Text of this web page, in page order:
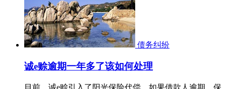
债务纠纷
诚e赊逾期一年多了该如何处理
目前，诚e赊引入了阳光保险代偿，如果借款人逾期，保